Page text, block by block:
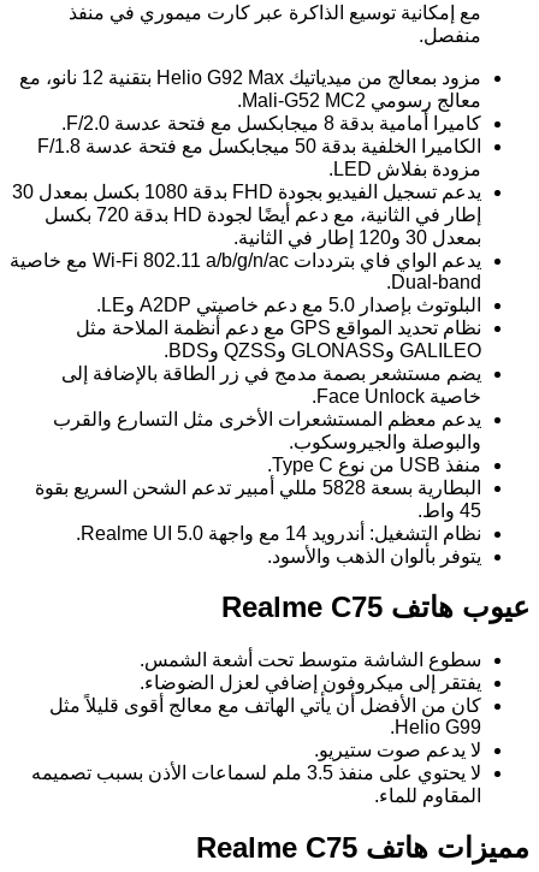
مع إمكانية توسيع الذاكرة عبر كارت ميموري في منفذ
منفصل.
مزود بمعالج من ميدياتيك Helio G92 Max بتقنية 12 نانو، مع
معالج رسومي Mali-G52 MC2.
كاميرا أمامية بدقة 8 ميجابكسل مع فتحة عدسة F/2.0.
الكاميرا الخلفية بدقة 50 ميجابكسل مع فتحة عدسة F/1.8
مزودة بفلاش LED.
يدعم تسجيل الفيديو بجودة FHD بدقة 1080 بكسل بمعدل 30
إطار في الثانية، مع دعم أيضًا لجودة HD بدقة 720 بكسل
بمعدل 30 و120 إطار في الثانية.
يدعم الواي فاي بترددات Wi-Fi 802.11 a/b/g/n/ac مع خاصية
Dual-band.
البلوتوث بإصدار 5.0 مع دعم خاصيتي A2DP وLE.
نظام تحديد المواقع GPS مع دعم أنظمة الملاحة مثل
GALILEO وGLONASS وQZSS وBDS.
يضم مستشعر بصمة مدمج في زر الطاقة بالإضافة إلى
خاصية Face Unlock.
يدعم معظم المستشعرات الأخرى مثل التسارع والقرب
والبوصلة والجيروسكوب.
منفذ USB من نوع Type C.
البطارية بسعة 5828 مللي أمبير تدعم الشحن السريع بقوة
45 واط.
نظام التشغيل: أندرويد 14 مع واجهة Realme UI 5.0.
يتوفر بألوان الذهب والأسود.
عيوب هاتف Realme C75
سطوع الشاشة متوسط تحت أشعة الشمس.
يفتقر إلى ميكروفون إضافي لعزل الضوضاء.
كان من الأفضل أن يأتي الهاتف مع معالج أقوى قليلاً مثل
Helio G99.
لا يدعم صوت ستيريو.
لا يحتوي على منفذ 3.5 ملم لسماعات الأذن بسبب تصميمه
المقاوم للماء.
مميزات هاتف Realme C75